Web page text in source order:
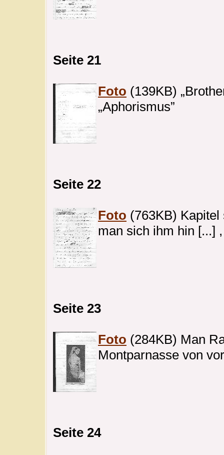
Seite 21
Foto (139KB)
„Aphorismus”
Seite 22
Foto (763KB) Kapitel
man sich ihm hin [...]
Seite 23
Foto (284KB) Man
Montparnasse von
Seite 24